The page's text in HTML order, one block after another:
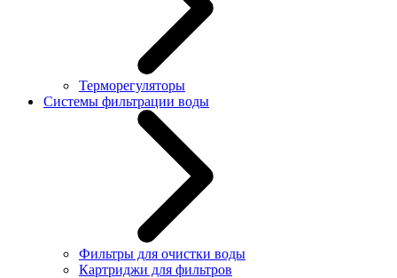
Терморегуляторы
Системы фильтрации воды
Фильтры для очистки воды
Картриджи для фильтров